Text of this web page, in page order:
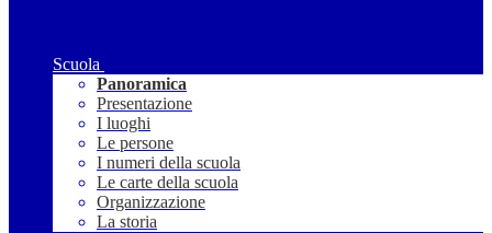
Scuola
Panoramica
Presentazione
I luoghi
Le persone
I numeri della scuola
Le carte della scuola
Organizzazione
La storia